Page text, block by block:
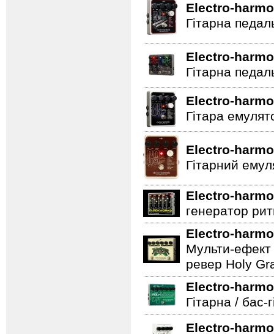
Electro-
Гітарна
Electro-
Гітарна
Electro-
Гітара
Electro-
Гітарний
Electro-
генератор
Electro-
Мульти-ефект
ревер Holy
Electro-
Гітарна / бас-
Electro-